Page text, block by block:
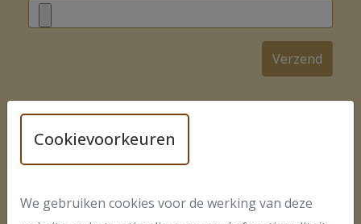
Cookievoorkeuren
We gebruiken cookies voor de werking van deze
U OVER ONS
Je naam